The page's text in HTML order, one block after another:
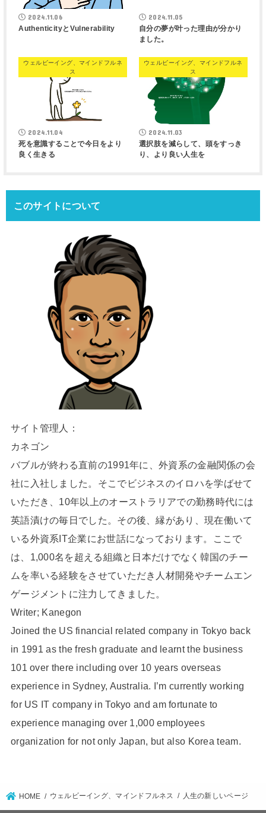
2024.11.06
AuthenticityとVulnerability
2024.11.05
自分の夢が叶った理由が分かり
ました。
ウェルビーイング、マインドフルネ
ス
2024.11.04
死を意識することで今日をより
良く生きる
ウェルビーイング、マインドフルネ
ス
2024.11.03
選択肢を減らして、頭をすっき
り、より良い人生を
このサイトについて
サイト管理人：
カネゴン
バブルが終わる直前の1991年に、外資系の金融関係の会
社に入社しました。そこでビジネスのイロハを学ばせて
いただき、10年以上のオーストラリアでの勤務時代には
英語漬けの毎日でした。その後、縁があり、現在働いて
いる外資系IT企業にお世話になっております。ここで
は、1,000名を超える組織と日本だけでなく韓国のチー
ムを率いる経験をさせていただき人材開発やチームエン
ゲージメントに注力してきました。
Writer; Kanegon
Joined the US financial related company in Tokyo back
in 1991 as the fresh graduate and learnt the business
101 over there including over 10 years overseas
experience in Sydney, Australia. I’m currently working
for US IT company in Tokyo and am fortunate to
experience managing over 1,000 employees
organization for not only Japan, but also Korea team.
HOME ウェルビーイング、マインドフルネス 人生の新しいページ